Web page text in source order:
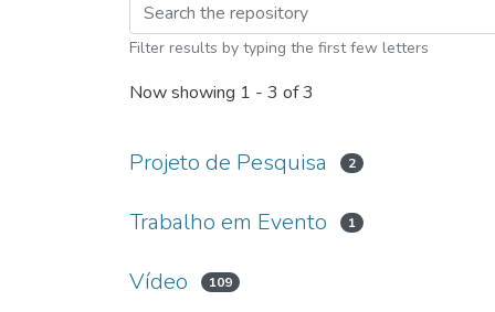
Browsing Eventos
Filter results by typing the first few letters
Now showing 1 - 3 of 3
Projeto de Pesquisa 2
Trabalho em Evento 1
Vídeo 109